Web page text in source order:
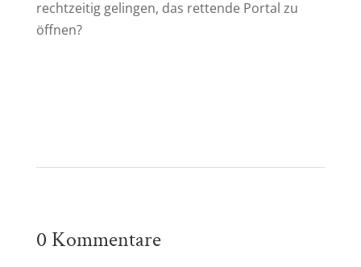
rechtzeitig gelingen, das rettende Portal zu
öffnen?
0 Kommentare